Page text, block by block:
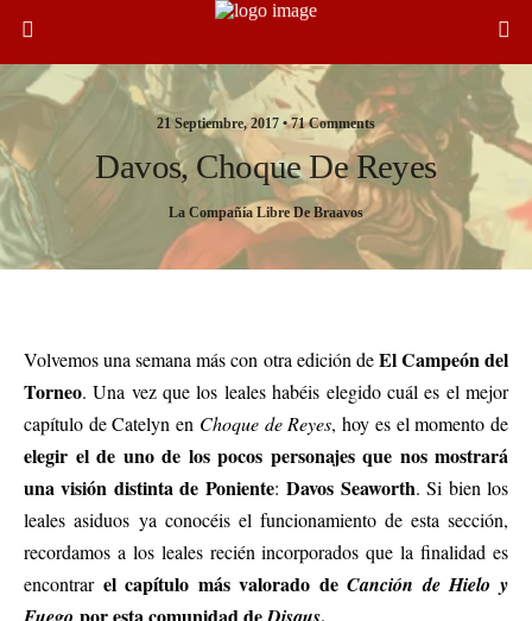
21 Septiembre, 2017 •71 Comments
Davos, Choque De Reyes
La Compañía Libre De Braavos
Volvemos una semana más con otra edición deEl Campeón del
Torneo. Una vez que los leales habéis elegido cuál es el mejor
capítulo de Catelyn en Choque de Reyes, hoy es el momento de
elegir el de uno de los pocos personajes que nos mostrará
una visión distinta de Poniente:Davos Seaworth. Si bien los
leales asiduos ya conocéis el funcionamiento de esta sección,
recordamos a los leales recién incorporados que la finalidad es
encontrar el capítulo más valorado deCanción de Hielo y